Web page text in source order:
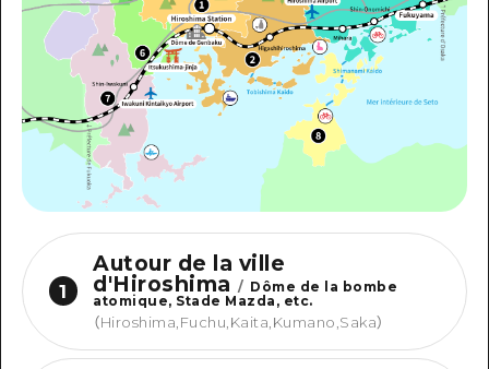
1
Autour de la ville
d'Hiroshima / Dôme de la bombe
atomique, Stade Mazda, etc.
（Hiroshima,Fuchu,Kaita,Kumano,Saka）